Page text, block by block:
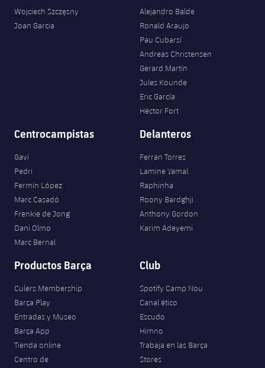
Wojciech Szczęsny
Joan Garcia
Alejandro Balde
Ronald Araujo
Pau Cubarsí
Andreas Christensen
Gerard Martín
Jules Kounde
Eric García
Héctor Fort
Centrocampistas
Gavi
Pedri
Fermín López
Marc Casadó
Frenkie de Jong
Dani Olmo
Marc Bernal
Delanteros
Ferran Torres
Lamine Yamal
Raphinha
Roony Bardghji
Anthony Gordon
Karim Adeyemi
Productos Barça
Culers Membership
Barça Play
Entradas y Museo
Barça App
Tienda online
Centro de
Club
Spotify Camp Nou
Canal ético
Escudo
Himno
Trabaja en las Barça
Stores